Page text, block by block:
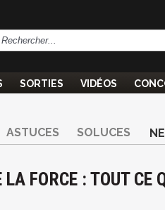
SORTIES VIDÉOS
ASTUCES SOLUCES
FORCE : TOUT CE